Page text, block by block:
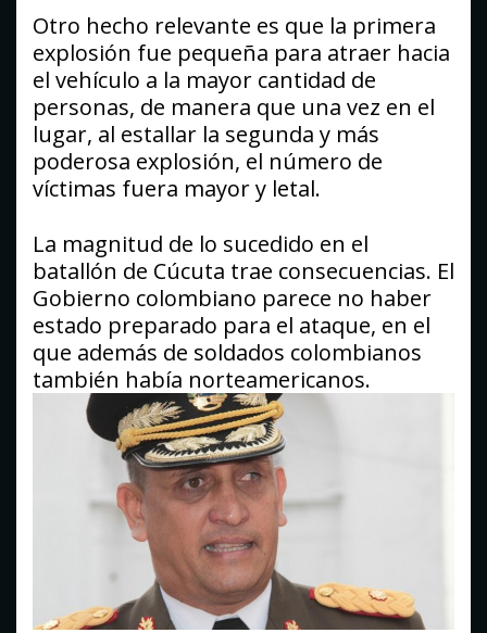
Otro hecho relevante es que la primera
explosión fue pequeña para atraer hacia
el vehículo a la mayor cantidad de
personas, de manera que una vez en el
lugar, al estallar la segunda y más
poderosa explosión, el número de
víctimas fuera mayor y letal.
La magnitud de lo sucedido en el
batallón de Cúcuta trae consecuencias. El
Gobierno colombiano parece no haber
estado preparado para el ataque, en el
que además de soldados colombianos
también había norteamericanos.